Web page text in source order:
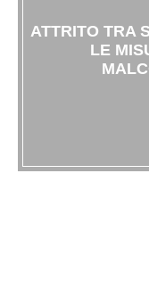
ATTRITO TRA
LE